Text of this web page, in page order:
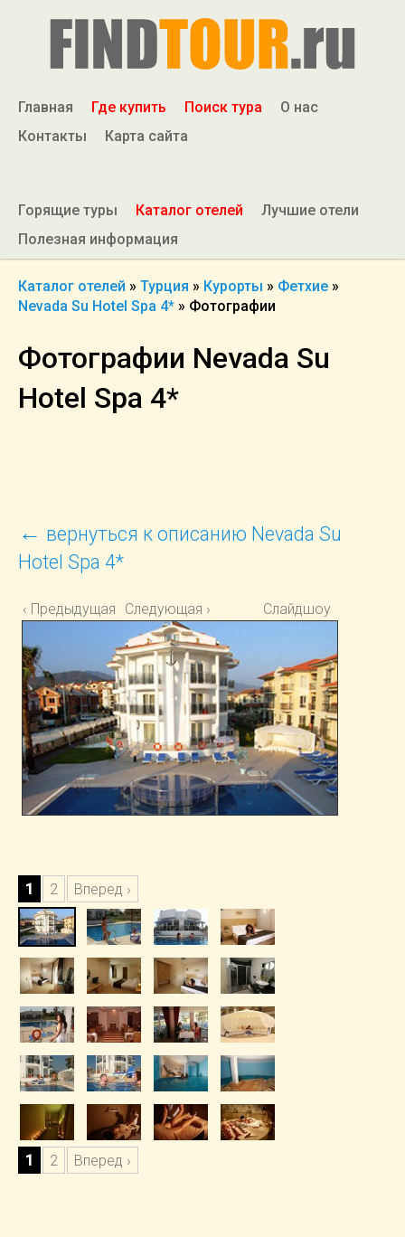
Главная Где купить Поиск тура
О нас
Контакты
Карта сайта
Горящие туры Каталог отелей
Лучшие отели
Полезная информация
Каталог отелей » Турция » Курорты » Фетхие »
Nevada Su Hotel Spa 4* » Фотографии
Фотографии Nevada Su
Hotel Spa 4*
← вернуться к описанию Nevada Su
Hotel Spa 4*
‹ Предыдущая Следующая › Слайдшоу
1 2 Вперед ›
1 2 Вперед ›